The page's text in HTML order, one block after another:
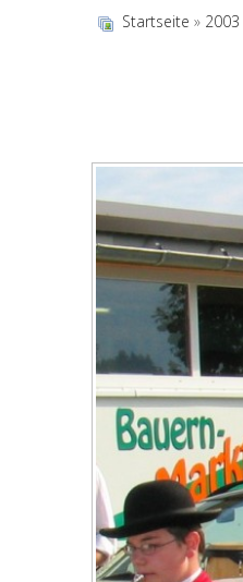
Startseite » 2003